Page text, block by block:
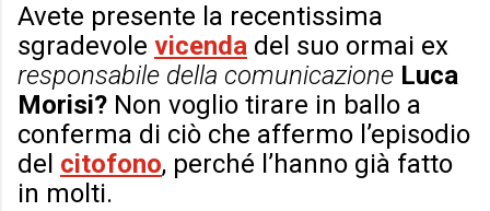
Avete presente la recentissima
sgradevole vicenda del suo ormai ex
responsabile della comunicazione Luca
Morisi? Non voglio tirare in ballo a
conferma di ciò che affermo l’episodio
del citofono, perché l’hanno già fatto
in molti.